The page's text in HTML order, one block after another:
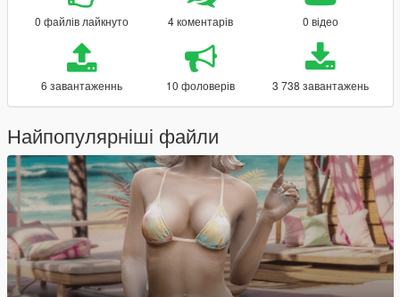
0 файлів лайкнуто 4 коментарів 0 відео
6 завантаженнь 10 фоловерів 3 738 завантажень
Найпопулярніші файли